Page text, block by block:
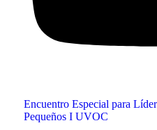
Encuentro Especial para
Pequeños I UVOC